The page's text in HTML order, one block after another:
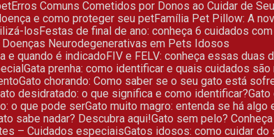
Erros Comuns Cometidos por Donos ao Cuidar de
e como proteger seu pet Família Pet Pillow: A
los Festas de final de ano: conheça 6 cuidados
Doenças Neurodegenerativas em Pets Idosos
e quando é indicado FIV e FELV: conheça essas duas
Gata prenha: como identificar e quais cuidados
Gato chorando: Como saber se o seu gato está
Gato desidratado: o que significa e como identificar?
o que pode ser Gato muito magro: entenda se há algo
sabe nadar? Descubra aqui! Gato sem pelo?
– Cuidados especiais Gatos idosos: como cuidar